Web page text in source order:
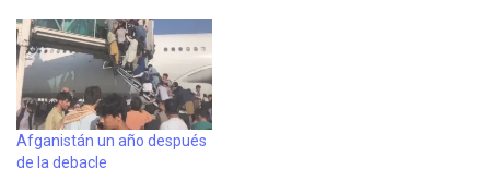
Afganistán un año después
de la debacle